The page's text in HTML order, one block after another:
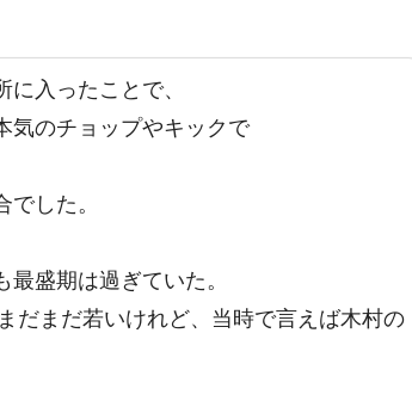
入ったことで、
気のチョップやキックで
した。
盛期は過ぎていた。
だまだ若いけれど、当時で言えば木村の